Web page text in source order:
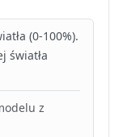
(0-100%).
światła
z